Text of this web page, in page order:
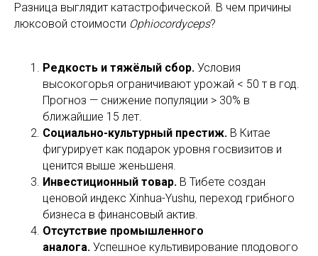
Разница выглядит катастрофической. В чем причины
люксовой стоимости Ophiocordyceps?
Редкость и тяжёлый сбор. Условия
высокогорья ограничивают урожай < 50 т в год.
Прогноз — снижение популяции > 30% в
ближайшие 15 лет.
Социально-культурный престиж. В Китае
фигурирует как подарок уровня госвизитов и
ценится выше женьшеня.
Инвестиционный товар. В Тибете создан
ценовой индекс Xinhua-Yushu, переход грибного
бизнеса в финансовый актив.
Отсутствие промышленного
аналога. Успешное культивирование плодового